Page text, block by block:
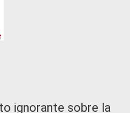
ignorante sobre la